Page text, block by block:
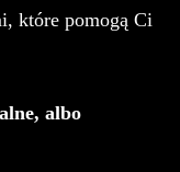
które pomogą Ci
albo